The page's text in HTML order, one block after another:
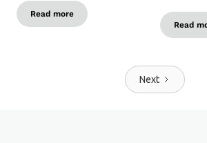
Read more
Read
Next